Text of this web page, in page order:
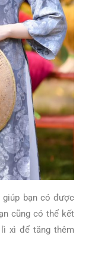
bạn có được
cũng có thể kết
xì để tăng thêm